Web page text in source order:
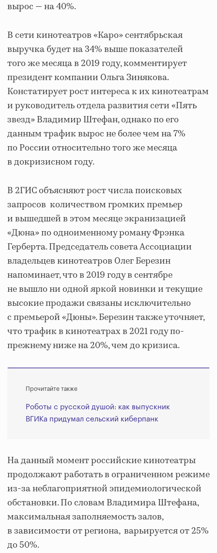
вырос — на 40%.
В сети кинотеатров «Каро» сентябрьская
выручка будет на 34% выше показателей
того же месяца в 2019 году, комментирует
президент компании Ольга Зинякова.
Констатирует рост интереса к их кинотеатрам
и руководитель отдела развития сети «Пять
звезд» Владимир Штефан, однако по его
данным трафик вырос не более чем на 7%
по России относительно того же месяца
в докризисном году.
В 2ГИС объясняют рост числа поисковых
запросов количеством громких премьер
и вышедшей в этом месяце экранизацией
«Дюна» по одноименному роману Фрэнка
Герберта. Председатель совета Ассоциации
владельцев кинотеатров Олег Березин
напоминает, что в 2019 году в сентябре
не вышло ни одной яркой новинки и текущие
высокие продажи связаны исключительно
с премьерой «Дюны». Березин также уточняет,
что трафик в кинотеатрах в 2021 году по-
прежнему ниже на 20%, чем до кризиса.
Прочитайте также
Роботы с русской душой: как выпускник
ВГИКа придумал сельский киберпанк
На данный момент российские кинотеатры
продолжают работать в ограниченном режиме
из-за неблагоприятной эпидемиологической
обстановки. По словам Владимира Штефана,
максимальная заполняемость залов,
в зависимости от региона, варьируется от 25%
до 50%.